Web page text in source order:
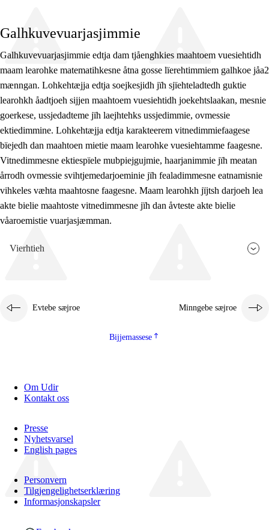
Galhkuvevuarjasjimmie
Galhkuvevuarjasjimmie edtja dam tjåenghkies maahtoem vuesiehtidh
maam learohke matematihkesne åtna gosse lïerehtimmiem galhkoe jåa2
mænngan. Lohkehtæjja edtja soejkesjidh jïh sjïehteladtedh guktie
learohkh åadtjoeh sijjen maahtoem vuesiehtidh joekehtslaakan, mesnie
goerkese, ussjedadteme jïh laejhtehks ussjedimmie, ovmessie
ektiedimmine. Lohkehtæjja edtja karakteerem vitnedimmiefaagese
bïejedh dan maahtoen mietie maam learohke vuesiehtamme faagesne.
Vitnedimmesne ektiespïele mubpiejgujmie, haarjanimmie jïh meatan
årrodh ovmessie svihtjemedarjoeminie jïh fealadimmesne eatnamisnie
vihkeles væhta maahtosne faagesne. Maam learohkh jïjtsh darjoeh lea
akte bielie maahtoste vitnedimmesne jïh dan åvteste akte bielie
våaroemistie vuarjasjæmman.
Vierhtieh
Evtebe sæjroe Minngebe sæjroe
Bijjemassese
Om Udir
Kontakt oss
Presse
Nyhetsvarsel
English pages
Personvern
Tilgjengelighetserklæring
Informasjonskapsler